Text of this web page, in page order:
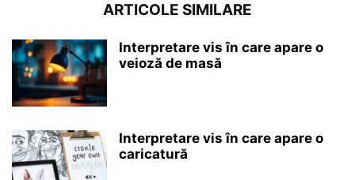
ARTICOLE SIMILARE
Interpretare vis în care apare o
veioză de masă
Interpretare vis în care apare o
caricatură